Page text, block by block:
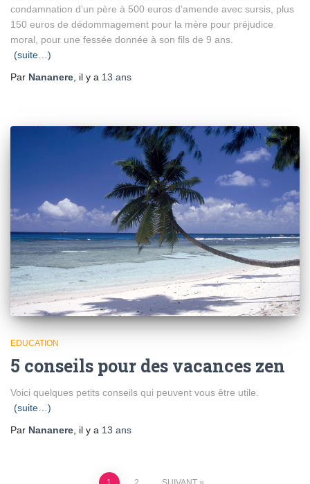
condamnation d’un père à 500 euros d’amende avec sursis, plus
150 euros de dédommagement pour la mère pour préjudice
moral, pour une fessée donnée à son fils de 9 ans.
(suite…)
Par Nananere , il y a 13 ans
EDUCATION
5 conseils pour des vacances zen
Voici quelques petits conseils qui peuvent vous être utile.
(suite…)
Par Nananere , il y a 13 ans